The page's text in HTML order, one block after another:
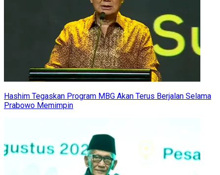
Hashim Tegaskan Program MBG Akan Terus Berjalan Selama
Prabowo Memimpin